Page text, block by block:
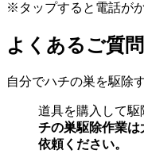
※タップすると電話が
よくあるご質問
自分でハチの巣を駆除
道具を購入して
チの巣駆除作業
依頼ください。